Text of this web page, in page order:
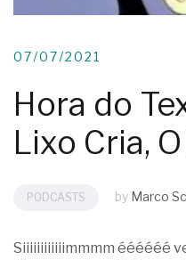
07/07/2021
Hora do
Lixo Cria,
PODCASTS by Marco
Siiiiiiiiiiiimmmm éééééé